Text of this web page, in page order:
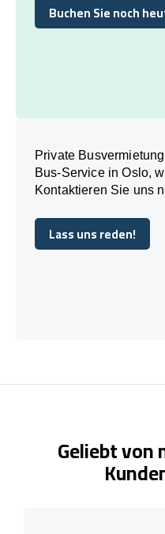
Buchen Sie noch
Buchen Sie noch
Private
Bus-Service in Oslo,
Kontaktieren Sie uns
Lass uns reden!
Lass uns reden!
Geliebt von